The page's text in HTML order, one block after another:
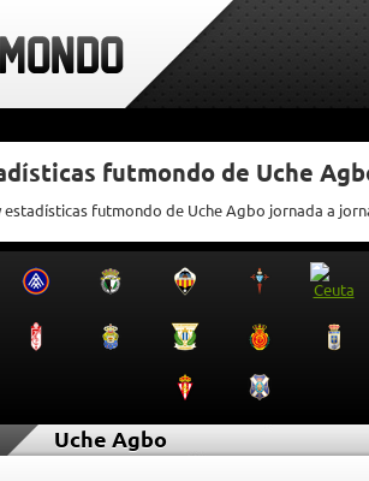
futmondo de Uche
estadísticas futmondo de Uche Agbo jornada a
Uche Agbo